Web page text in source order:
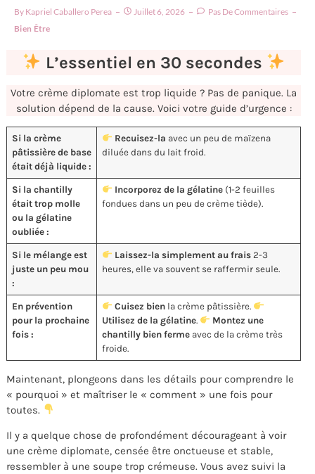
By Kapriel Caballero Perea Juillet 6, 2026
Pas De Commentaires
Bien Être
L’essentiel en 30 secondes
Votre crème diplomate est trop liquide ? Pas de panique. La
solution dépend de la cause. Voici votre guide d’urgence :
Si la crème
pâtissière de base
était déjà liquide :
Recuisez-la avec un peu de maïzena
diluée dans du lait froid.
Si la chantilly
était trop molle
ou la gélatine
oubliée :
Incorporez de la gélatine (1-2 feuilles
fondues dans un peu de crème tiède).
Si le mélange est
juste un peu mou
:
Laissez-la simplement au frais 2-3
heures, elle va souvent se raffermir seule.
En prévention
pour la prochaine
fois :
Cuisez bien la crème pâtissière.
Utilisez de la gélatine.
Montez une
chantilly bien fermeavec de la crème très
froide.
Maintenant, plongeons dans les détails pour comprendre le
« pourquoi » et maîtriser le « comment » une fois pour
toutes.
Il y a quelque chose de profondément décourageant à voir
une crème diplomate, censée être onctueuse et stable,
ressembler à une soupe trop crémeuse. Vous avez suivi la